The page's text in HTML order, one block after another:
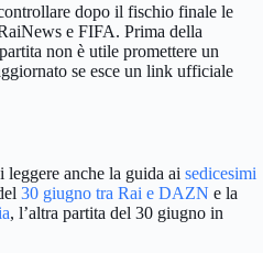
dopo il fischio finale le
e FIFA. Prima della
non è utile promettere un
se esce un link ufficiale
anche la guida ai sedicesimi
30 giugno tra Rai e DAZN e la
, l’altra partita del 30 giugno in